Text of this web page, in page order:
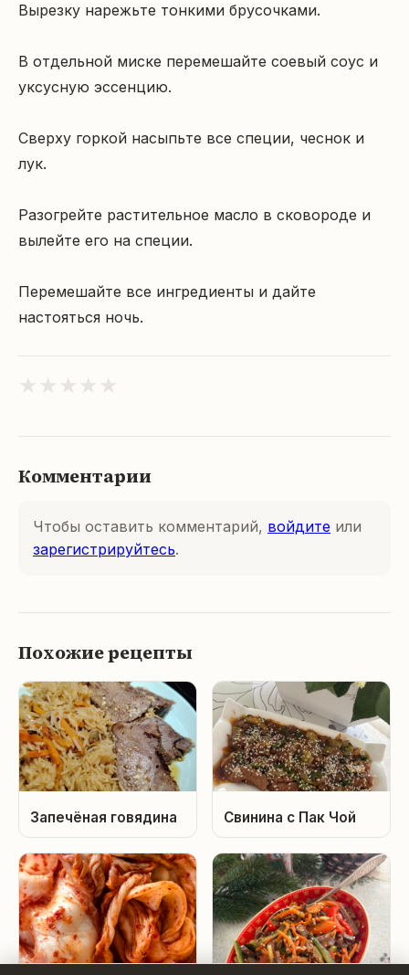
Вырезку нарежьте тонкими брусочками.
В отдельной миске перемешайте соевый соус и
уксусную эссенцию.
Сверху горкой насыпьте все специи, чеснок и
лук.
Разогрейте растительное масло в сковороде и
вылейте его на специи.
Перемешайте все ингредиенты и дайте
настояться ночь.
★ ★ ★ ★ ★
Комментарии
Чтобы оставить комментарий, войдите или
зарегистрируйтесь.
Похожие рецепты
Запечёная говядина Свинина с Пак Чой